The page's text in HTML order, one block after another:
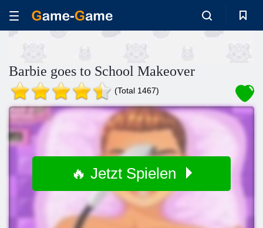
Barbie goes to School Makeover
(Total 1467)
🔥 Jetzt Spielen